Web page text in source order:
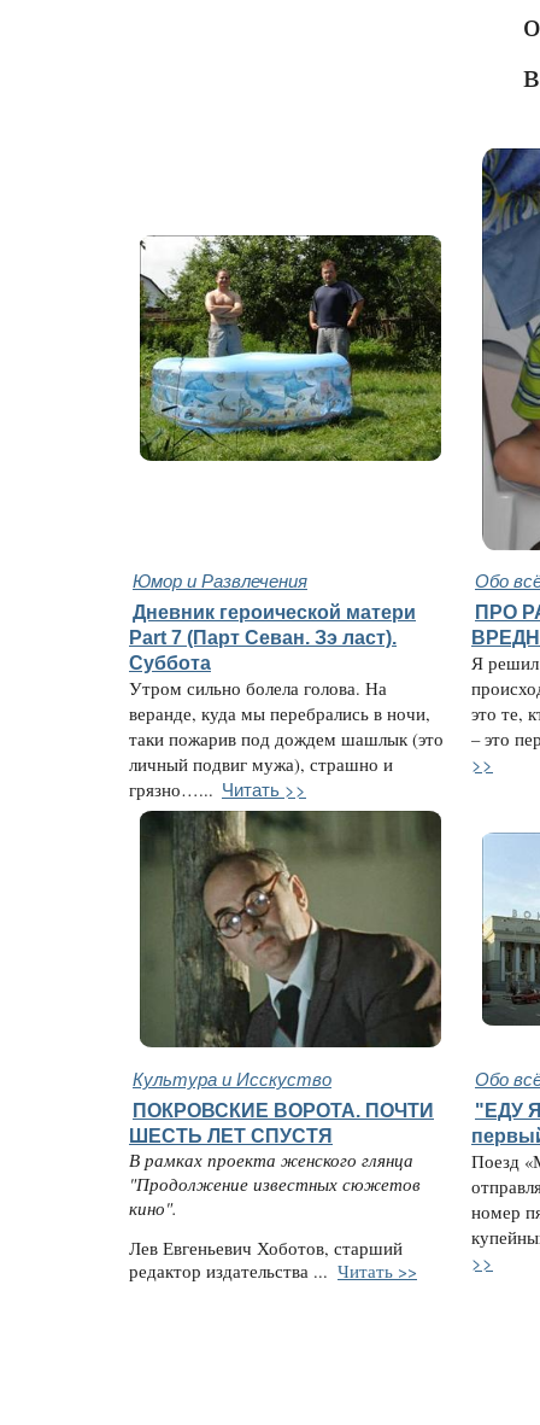
Юмор и Развлечения Обо
Дневник героической матери
Part 7 (Парт Севан. Зэ ласт).
Суббота
Утром сильно болела голова. На
веранде, куда мы перебрались в ночи,
таки пожарив под дождем шашлык (это
личный подвиг мужа), страшно и
грязно…... Читать >>
ПРО
Я решил
это те,
– это
>>
Культура и Исскуство Обо
ПОКРОВСКИЕ ВОРОТА. ПОЧТИ
ШЕСТЬ ЛЕТ СПУСТЯ
В рамках проекта женского глянца
"Продолжение известных сюжетов
кино".
Лев Евгеньевич Хоботов, старший
редактор издательства ... Читать >>
"ЕДУ
Поезд
номер
>>